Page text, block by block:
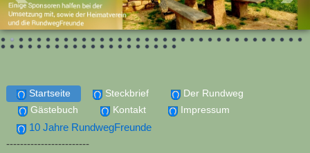
Startseite Steckbrief
Der Rundweg
Gästebuch
Kontakt Impressum
10 Jahre RundwegFreunde
------------------------